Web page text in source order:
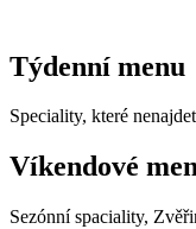
Týdenní menu
Speciality, které
Víkendové
Sezónní spaciality,